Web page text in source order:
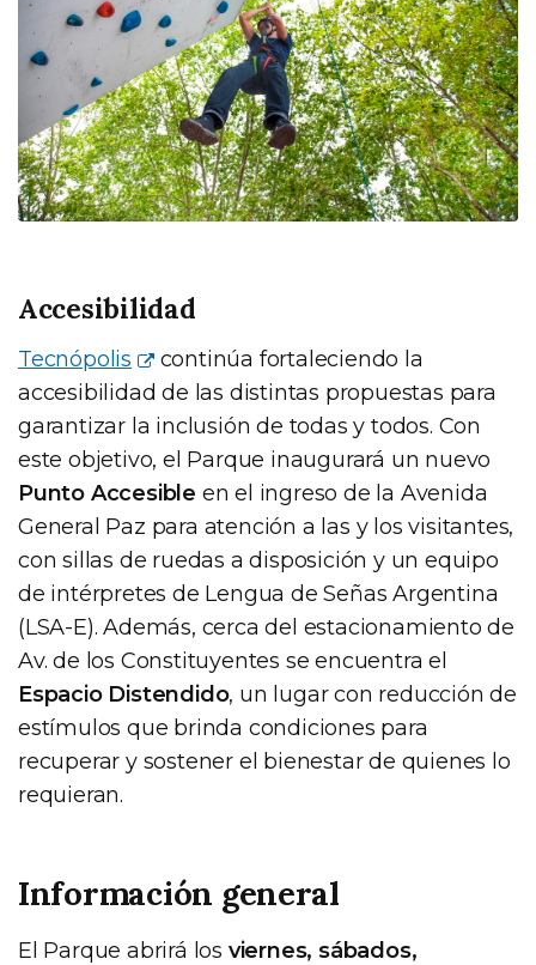
Accesibilidad
Tecnópolis
continúa fortaleciendo la
accesibilidad de las distintas propuestas para
garantizar la inclusión de todas y todos. Con
este objetivo, el Parque inaugurará un nuevo
Punto Accesible en el ingreso de la Avenida
General Paz para atención a las y los visitantes,
con sillas de ruedas a disposición y un equipo
de intérpretes de Lengua de Señas Argentina
(LSA-E). Además, cerca del estacionamiento de
Av. de los Constituyentes se encuentra el
Espacio Distendido, un lugar con reducción de
estímulos que brinda condiciones para
recuperar y sostener el bienestar de quienes lo
requieran.
Información general
El Parque abrirá los viernes, sábados,